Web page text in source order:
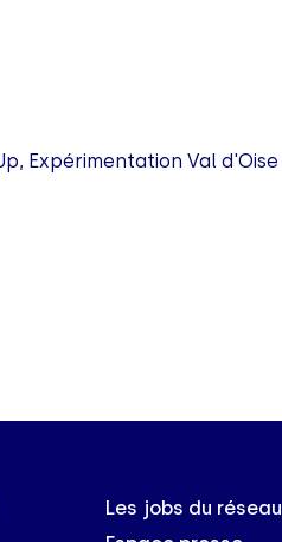
Expérimentation Val d'Oise
Les jobs du réseau